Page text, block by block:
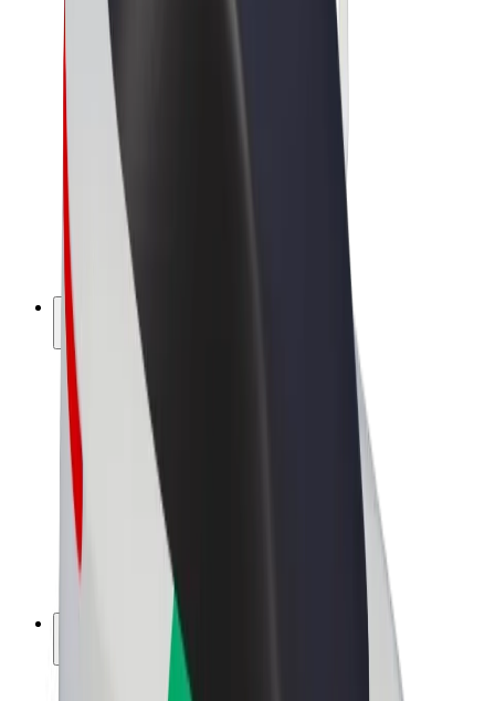
Corse
Monopattini
Bolt Market
Bolt Food
Bolt Drive
Bolt per le aziende
Bicicletta elettrica
Bolt Plus
Collabora con Bolt
Autisti
Ricavi autista
Corriere
Ricavi corriere
Esercenti Bolt Food
Lavora con noi